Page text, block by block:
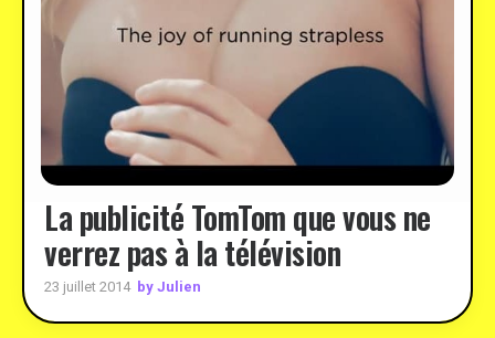
La publicité TomTom que vous ne
verrez pas à la télévision
23 juillet 2014 by Julien